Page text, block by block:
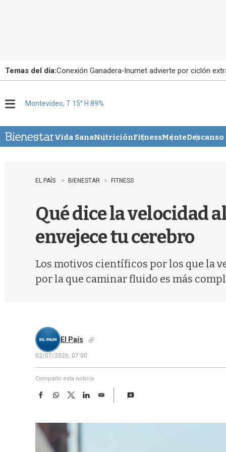
Temas del día:Conexión Ganadera Inumet advierte por ciclón
u
Montevideo, T 15° H 89%
Vida SanaNutriciónFitnessMenteDescanso
EL PAÍS BIENESTAR FITNESS
Qué dice la velocidad
envejece tu cerebro
Los motivos científicos por los que la
por la que caminar fluido es más
El País
02/07/2026, 07:00
Compartir esta noticia
F
e
b
o
W
t
T
w
t
L
k
E
i